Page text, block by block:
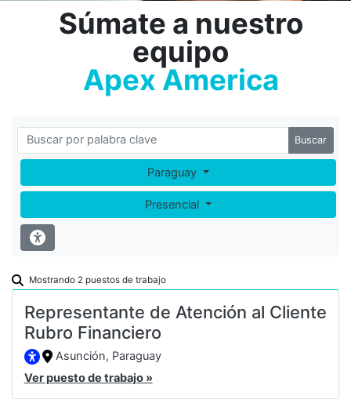
Súmate a nuestro
equipo
Apex America
Buscar
Paraguay
Presencial
Mostrando 2 puestos de trabajo
Representante de Atención al Cliente
Rubro Financiero
Asunción, Paraguay
Ver puesto de trabajo »